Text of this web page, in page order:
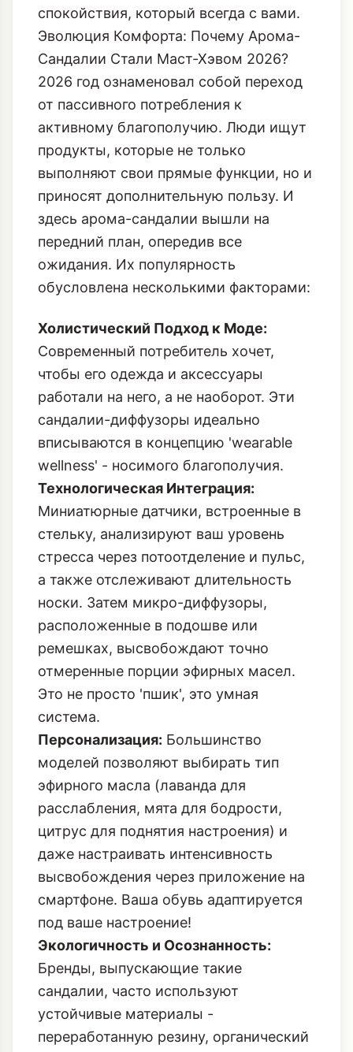
спокойствия, который всегда с вами.
Эволюция Комфорта: Почему Арома-
Сандалии Стали Маст-Хэвом 2026?
2026 год ознаменовал собой переход
от пассивного потребления к
активному благополучию. Люди ищут
продукты, которые не только
выполняют свои прямые функции, но и
приносят дополнительную пользу. И
здесь арома-сандалии вышли на
передний план, опередив все
ожидания. Их популярность
обусловлена несколькими факторами:
Холистический Подход к Моде:
Современный потребитель хочет,
чтобы его одежда и аксессуары
работали на него, а не наоборот. Эти
сандалии-диффузоры идеально
вписываются в концепцию 'wearable
wellness' - носимого благополучия.
Технологическая Интеграция:
Миниатюрные датчики, встроенные в
стельку, анализируют ваш уровень
стресса через потоотделение и пульс,
а также отслеживают длительность
носки. Затем микро-диффузоры,
расположенные в подошве или
ремешках, высвобождают точно
отмеренные порции эфирных масел.
Это не просто 'пшик', это умная
система.
Персонализация: Большинство
моделей позволяют выбирать тип
эфирного масла (лаванда для
расслабления, мята для бодрости,
цитрус для поднятия настроения) и
даже настраивать интенсивность
высвобождения через приложение на
смартфоне. Ваша обувь адаптируется
под ваше настроение!
Экологичность и Осознанность:
Бренды, выпускающие такие
сандалии, часто используют
устойчивые материалы -
переработанную резину, органический